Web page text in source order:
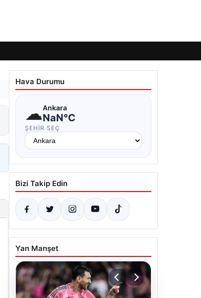
Hava Durumu
☁Ankara
NaN°C
ŞEHIR SEÇ
Bizi Takip Edin
Yan Manşet